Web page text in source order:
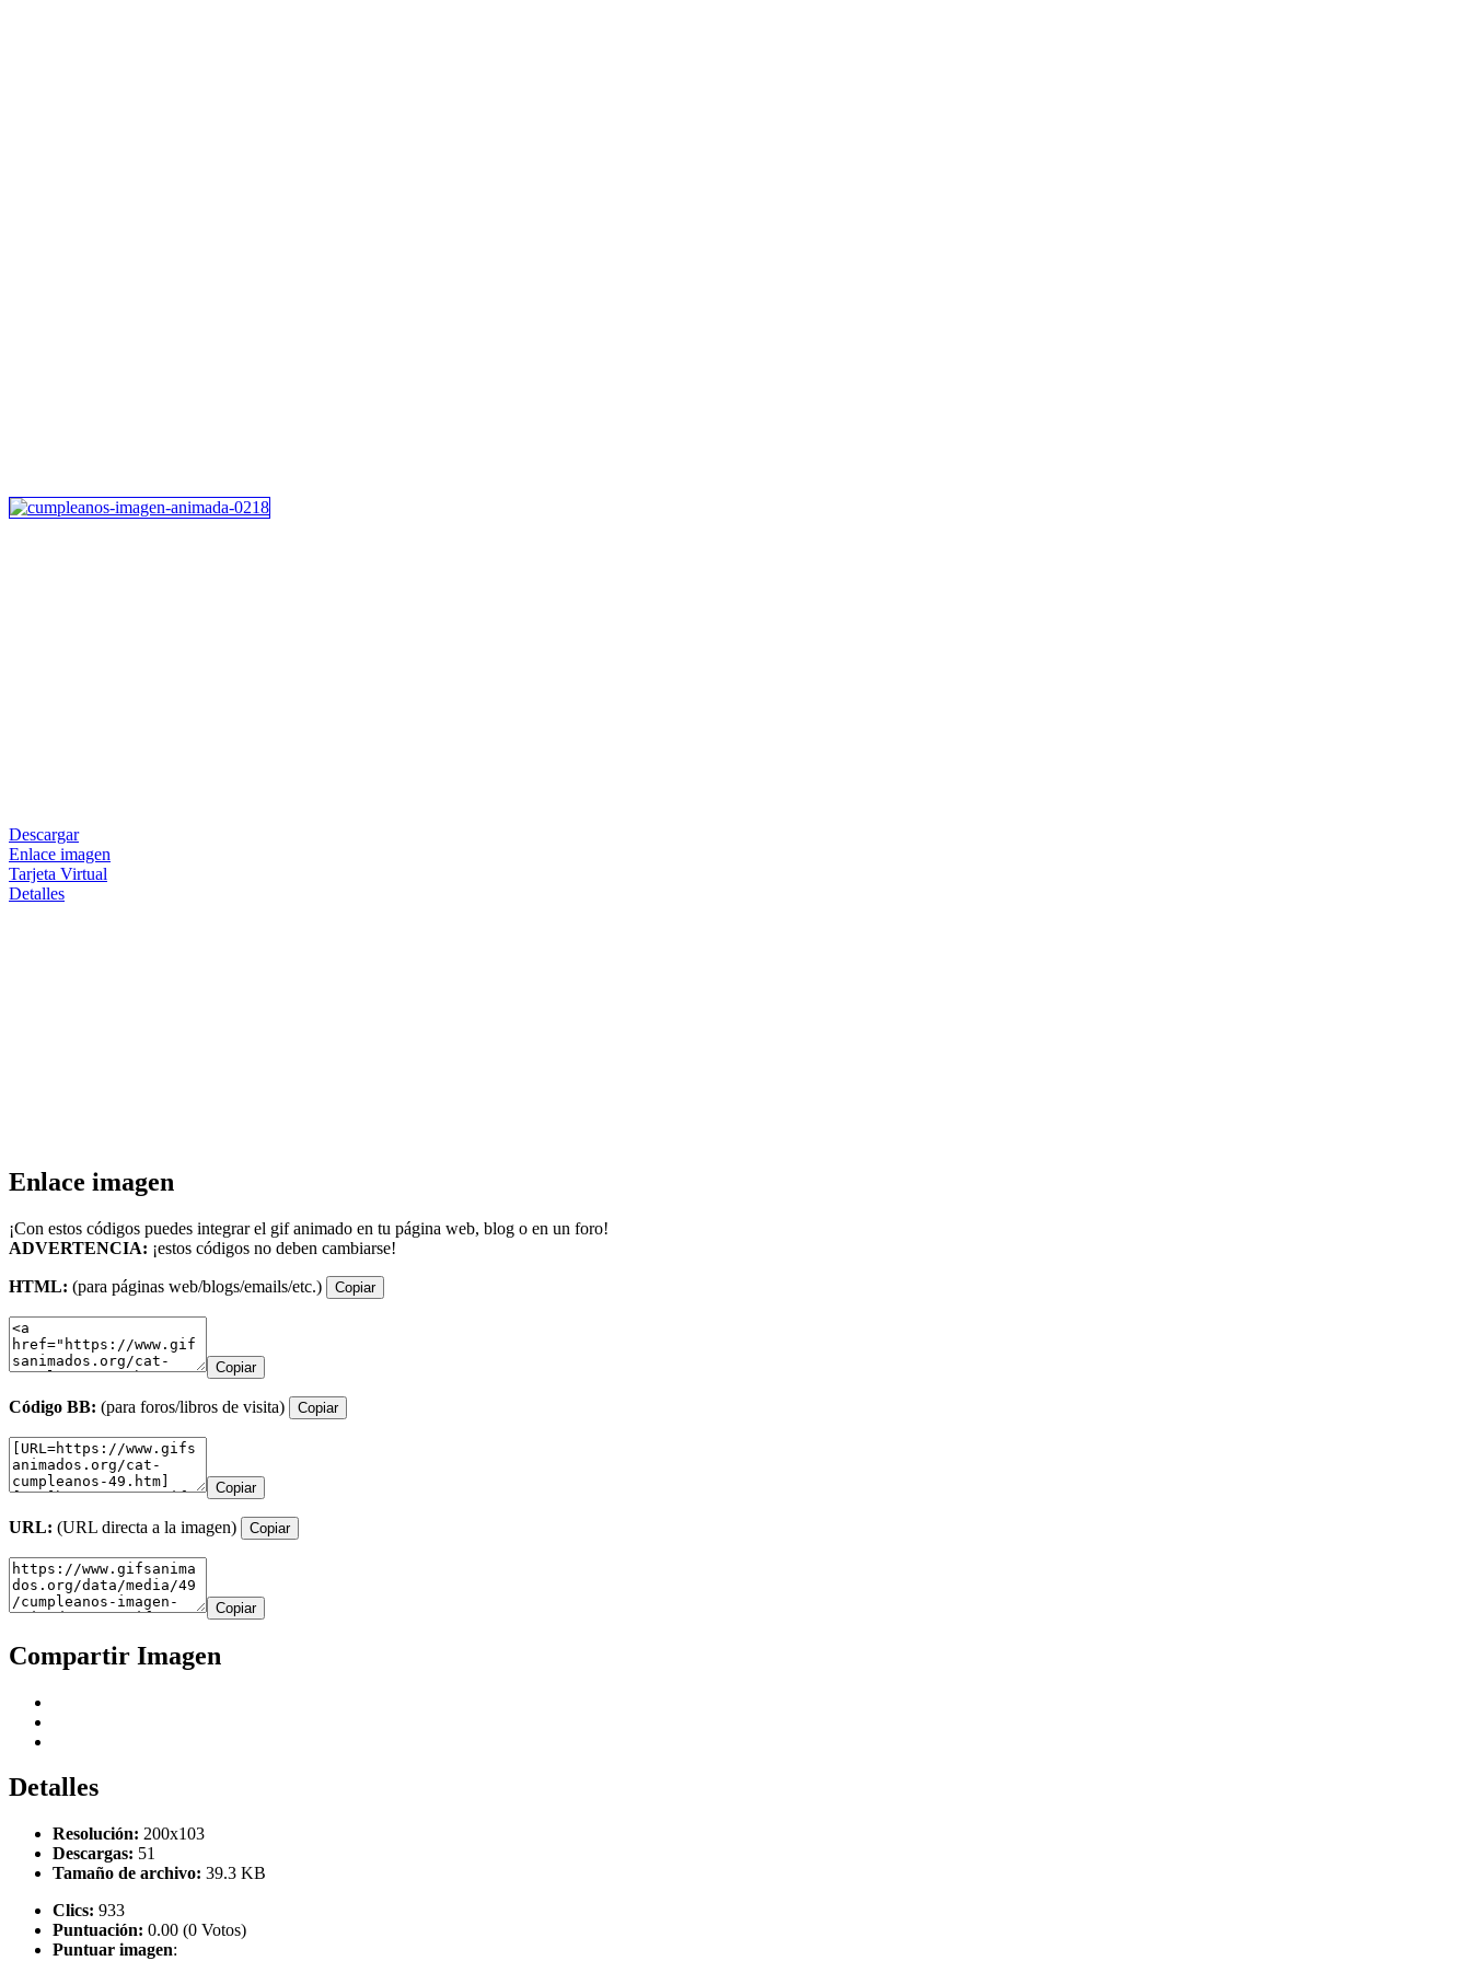
Descargar
Enlace imagen
Tarjeta Virtual
Detalles
Enlace imagen
¡Con estos códigos puedes integrar el gif animado en tu página web, blog o en un foro!
ADVERTENCIA: ¡estos códigos no deben cambiarse!
HTML: (para páginas web/blogs/emails/etc.) Copiar
Copiar
Código BB: (para foros/libros de visita) Copiar
Copiar
URL: (URL directa a la imagen) Copiar
Copiar
Compartir Imagen
Detalles
Resolución: 200x103
Descargas: 51
Tamaño de archivo: 39.3 KB
Clics: 933
Puntuación: 0.00 (0 Votos)
Puntuar imagen: